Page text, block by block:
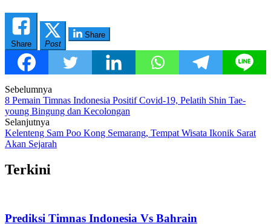
Share Post
Share
Post
navigation
Sebelumnya
8 Pemain Timnas Indonesia Positif Covid-19, Pelatih Shin Tae-
young Bingung dan Kecolongan
Selanjutnya
Kelenteng Sam Poo Kong Semarang, Tempat Wisata Ikonik Sarat
Akan Sejarah
Terkini
Prediksi Timnas Indonesia Vs Bahrain